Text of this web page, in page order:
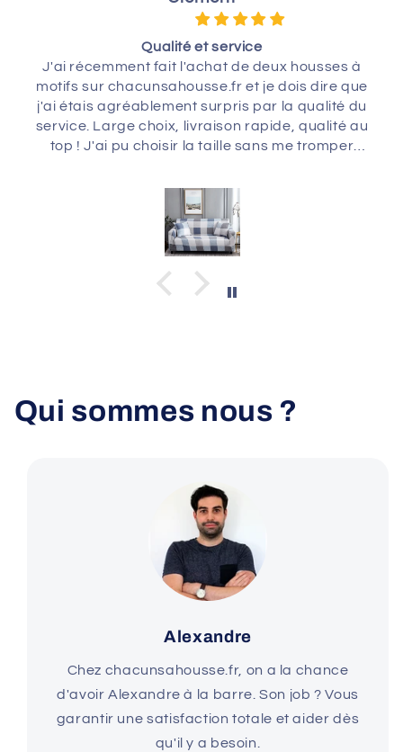
Qualité et service
J'ai récemment fait l'achat de deux housses à
motifs sur chacunsahousse.fr et je dois dire que
j'ai étais agréablement surpris par la qualité du
service. Large choix, livraison rapide, qualité au
top ! J'ai pu choisir la taille sans me tromper
Mes canapés sont comme neufs. Un grand
merci à toute l'équipe !
Qui sommes nous ?
Alexandre
Chez chacunsahousse.fr, on a la chance
d'avoir Alexandre à la barre. Son job ? Vous
garantir une satisfaction totale et aider dès
qu'il y a besoin.